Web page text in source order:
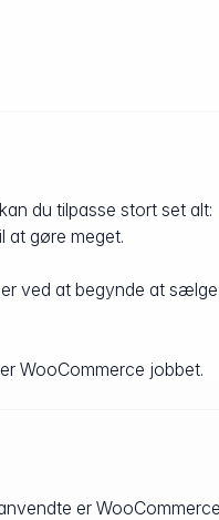
du tilpasse stort set alt:
at gøre meget.
ved at begynde at sælge
WooCommerce jobbet.
er WooCommerce